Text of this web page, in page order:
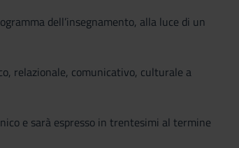
dell’insegnamento, alla luce di un
relazionale, comunicativo, culturale a
e sarà espresso in trentesimi al termine